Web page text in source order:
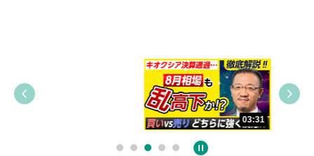
03:31